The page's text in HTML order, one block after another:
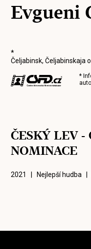
Evgueni
*
Čeljabinsk, Čeljabinskaja
*
ČESKÝ LEV -
NOMINACE
2021 | Nejlepší hudba |